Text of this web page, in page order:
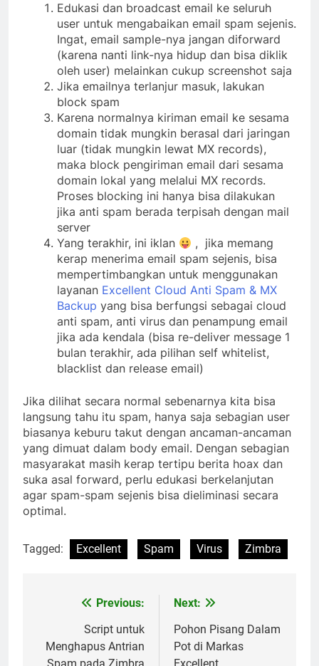
Edukasi dan broadcast email ke seluruh
user untuk mengabaikan email spam sejenis.
Ingat, email sample-nya jangan diforward
(karena nanti link-nya hidup dan bisa diklik
oleh user) melainkan cukup screenshot saja
Jika emailnya terlanjur masuk, lakukan
block spam
Karena normalnya kiriman email ke sesama
domain tidak mungkin berasal dari jaringan
luar (tidak mungkin lewat MX records),
maka block pengiriman email dari sesama
domain lokal yang melalui MX records.
Proses blocking ini hanya bisa dilakukan
jika anti spam berada terpisah dengan mail
server
Yang terakhir, ini iklan
, jika memang
kerap menerima email spam sejenis, bisa
mempertimbangkan untuk menggunakan
layanan Excellent Cloud Anti Spam & MX
Backup yang bisa berfungsi sebagai cloud
anti spam, anti virus dan penampung email
jika ada kendala (bisa re-deliver message 1
bulan terakhir, ada pilihan self whitelist,
blacklist dan release email)
Jika dilihat secara normal sebenarnya kita bisa
langsung tahu itu spam, hanya saja sebagian user
biasanya keburu takut dengan ancaman-ancaman
yang dimuat dalam body email. Dengan sebagian
masyarakat masih kerap tertipu berita hoax dan
suka asal forward, perlu edukasi berkelanjutan
agar spam-spam sejenis bisa dieliminasi secara
optimal.
Tagged: Excellent Spam Virus Zimbra
navigation
Previous:
Script untuk
Menghapus Antrian
Next:
Pohon Pisang Dalam
Pot di Markas